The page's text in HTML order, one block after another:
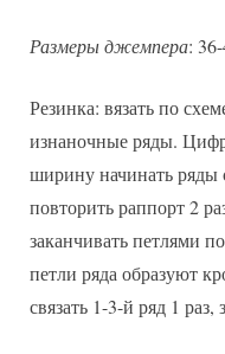
Размеры джемпера:
Резинка: вязать по
изнаночные ряды.
ширину начинать ряды
повторить раппорт 2
заканчивать петлями
петли ряда образуют
связать 1-3-й ряд 1